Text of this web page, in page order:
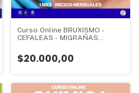
Curso Online BRUXISMO -
CEFALEAS - MIGRAÑAS
INSCRIPCIÓN - CURSO DE
ESPECIALIZACIÓN - 1 mes -
$20.000,00